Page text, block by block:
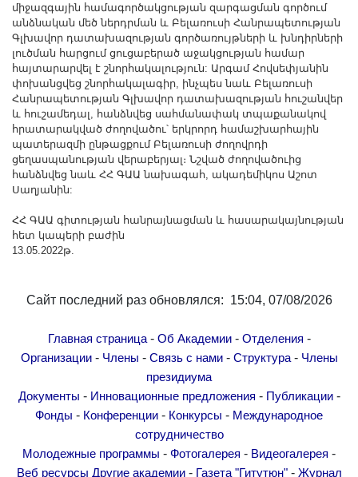
միջազգային համագործակցության զարգացման գործում
անձնական մեծ ներդրման և Բելառուսի Հանրապետության
Գլխավոր դատախազության գործառույթների և խնդիրների
լուծման հարցում ցուցաբերած աջակցության համար
հայտարարվել է շնորհակալություն: Արգամ Հովսեփյանին
փոխանցվեց շնորհակալագիր, ինչպես նաև Բելառուսի
Հանրապետության Գլխավոր դատախազության հուշանվեր
և հուշամեդալ, հանձնվեց սահմանափակ տպաքանակով
հրատարակված ժողովածու՝ երկրորդ համաշխարհային
պատերազմի ընթացքում Բելառուսի ժողովրդի
ցեղասպանության վերաբերյալ։ Նշված ժողովածուից
հանձնվեց նաև ՀՀ ԳԱԱ նախագահ, ակադեմիկոս Աշոտ
Սաղյանին:
ՀՀ ԳԱԱ գիտության հանրայնացման և հասարակայնության
հետ կապերի բաժին
13.05.2022թ.
Сайт последний раз обновлялся: 15:04, 07/08/2026
Главная страница- Об Академии- Отделения -
Организации- Члены - Связь с нами- Структура- Члены
президиума
Документы - Инновационные предложения - Публикации-
Фонды - Конференции - Конкурсы - Международное
сотрудничество
Молодежные программы - Фотогалерея - Видеогалерея -
Веб ресурсы Другие академии- Газета "Гитутюн"- Журнал